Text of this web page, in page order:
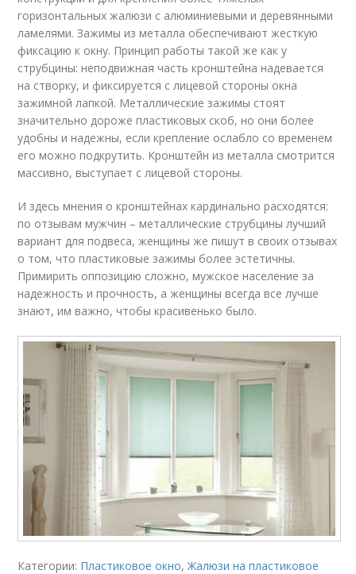
горизонтальных жалюзи с алюминиевыми и деревянными
ламелями. Зажимы из металла обеспечивают жесткую
фиксацию к окну. Принцип работы такой же как у
струбцины: неподвижная часть кронштейна надевается
на створку, и фиксируется с лицевой стороны окна
зажимной лапкой. Металлические зажимы стоят
значительно дороже пластиковых скоб, но они более
удобны и надежны, если крепление ослабло со временем
его можно подкрутить. Кронштейн из металла смотрится
массивно, выступает с лицевой стороны.
И здесь мнения о кронштейнах кардинально расходятся:
по отзывам мужчин – металлические струбцины лучший
вариант для подвеса, женщины же пишут в своих отзывах
о том, что пластиковые зажимы более эстетичны.
Примирить оппозицию сложно, мужское население за
надежность и прочность, а женщины всегда все лучше
знают, им важно, чтобы красивенько было.
Категории: Пластиковое окно,Жалюзи на пластиковое